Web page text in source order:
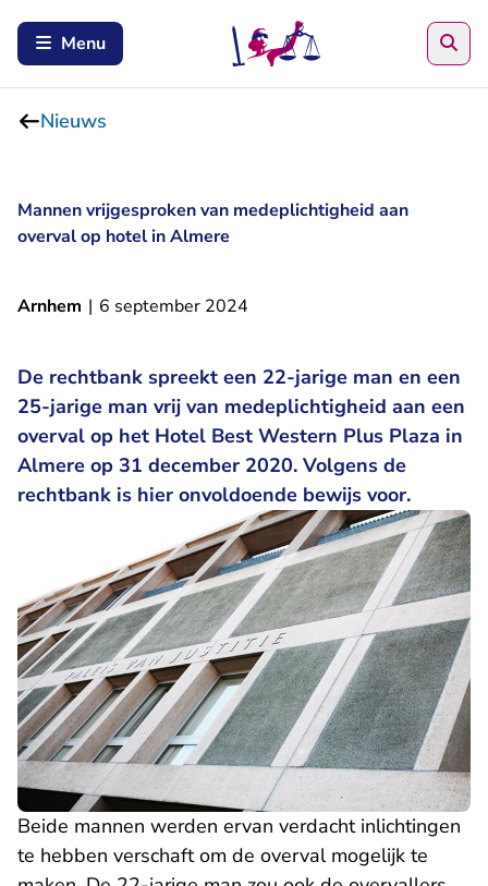
Menu
Nieuws
Mannen vrijgesproken van medeplichtigheid aan
overval op hotel in Almere
Arnhem | 6 september 2024
De rechtbank spreekt een 22-jarige man en een
25-jarige man vrij van medeplichtigheid aan een
overval op het Hotel Best Western Plus Plaza in
Almere op 31 december 2020. Volgens de
rechtbank is hier onvoldoende bewijs voor.
Beide mannen werden ervan verdacht inlichtingen
te hebben verschaft om de overval mogelijk te